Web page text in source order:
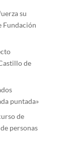
su
Fundación
de
puntada»
de
personas